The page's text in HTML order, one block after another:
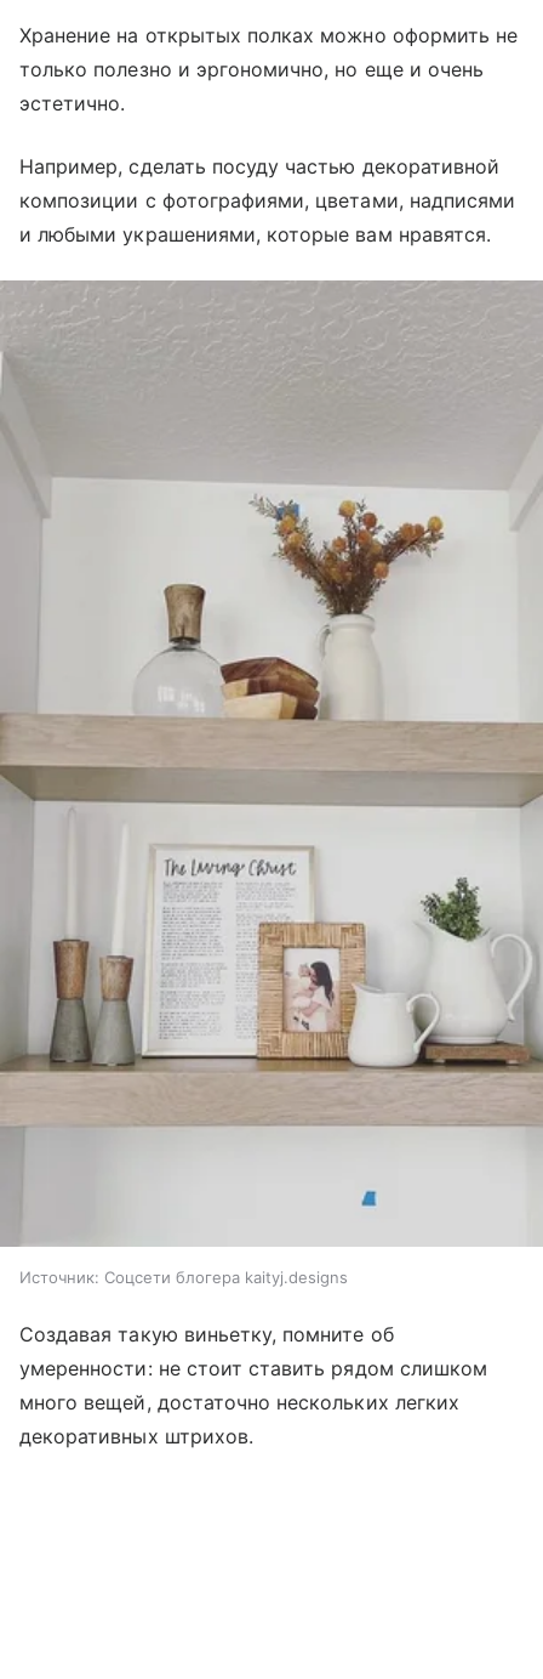
Хранение на открытых полках можно оформить не
только полезно и эргономично, но еще и очень
эстетично.
Например, сделать посуду частью декоративной
композиции с фотографиями, цветами, надписями
и любыми украшениями, которые вам нравятся.
Источник: Соцсети блогера kaityj.designs
Создавая такую виньетку, помните об
умеренности: не стоит ставить рядом слишком
много вещей, достаточно нескольких легких
декоративных штрихов.